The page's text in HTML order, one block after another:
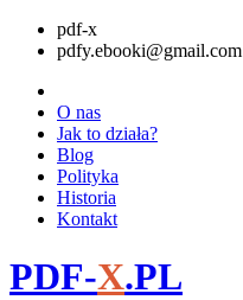
pdf-x
pdfy.ebooki@gmail.com
O nas
Jak to działa?
Blog
Polityka
Historia
Kontakt
PDF-X.PL